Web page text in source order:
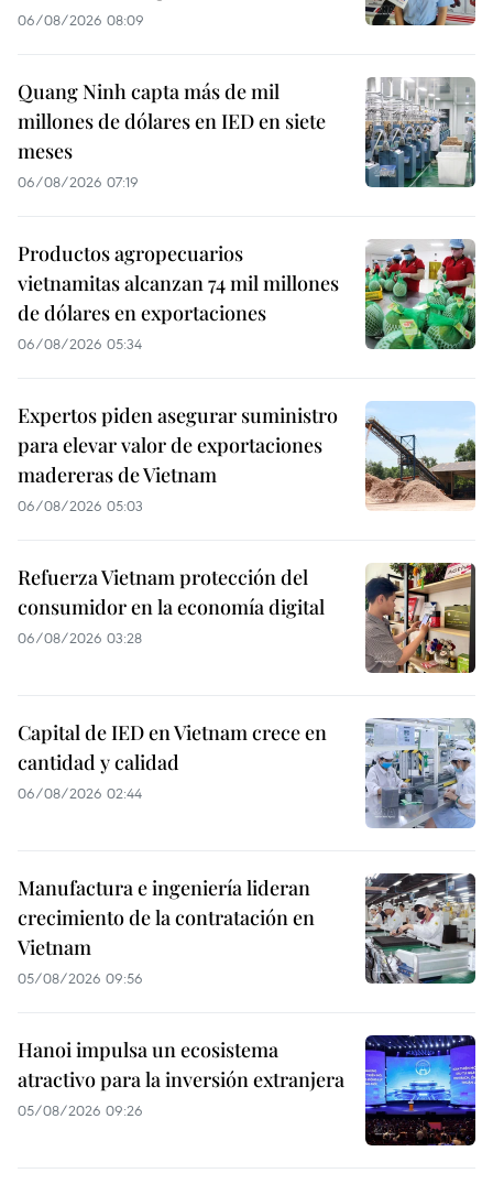
06/08/2026 08:09
Quang Ninh capta más de mil
millones de dólares en IED en siete
meses
06/08/2026 07:19
Productos agropecuarios
vietnamitas alcanzan 74 mil millones
de dólares en exportaciones
06/08/2026 05:34
Expertos piden asegurar suministro
para elevar valor de exportaciones
madereras de Vietnam
06/08/2026 05:03
Refuerza Vietnam protección del
consumidor en la economía digital
06/08/2026 03:28
Capital de IED en Vietnam crece en
cantidad y calidad
06/08/2026 02:44
Manufactura e ingeniería lideran
crecimiento de la contratación en
Vietnam
05/08/2026 09:56
Hanoi impulsa un ecosistema
atractivo para la inversión extranjera
05/08/2026 09:26